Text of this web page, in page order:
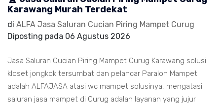
Karawang Murah Terdekat
di ALFA Jasa Saluran Cucian Piring Mampet Curug
Diposting pada 06 Agustus 2026
Jasa Saluran Cucian Piring Mampet Curug Karawang solusi
kloset jongkok tersumbat dan pelancar Paralon Mampet
adalah ALFAJASA atasi wc mampet solusinya, mengatasi
saluran jasa mampet di Curug adalah layanan yang jujur